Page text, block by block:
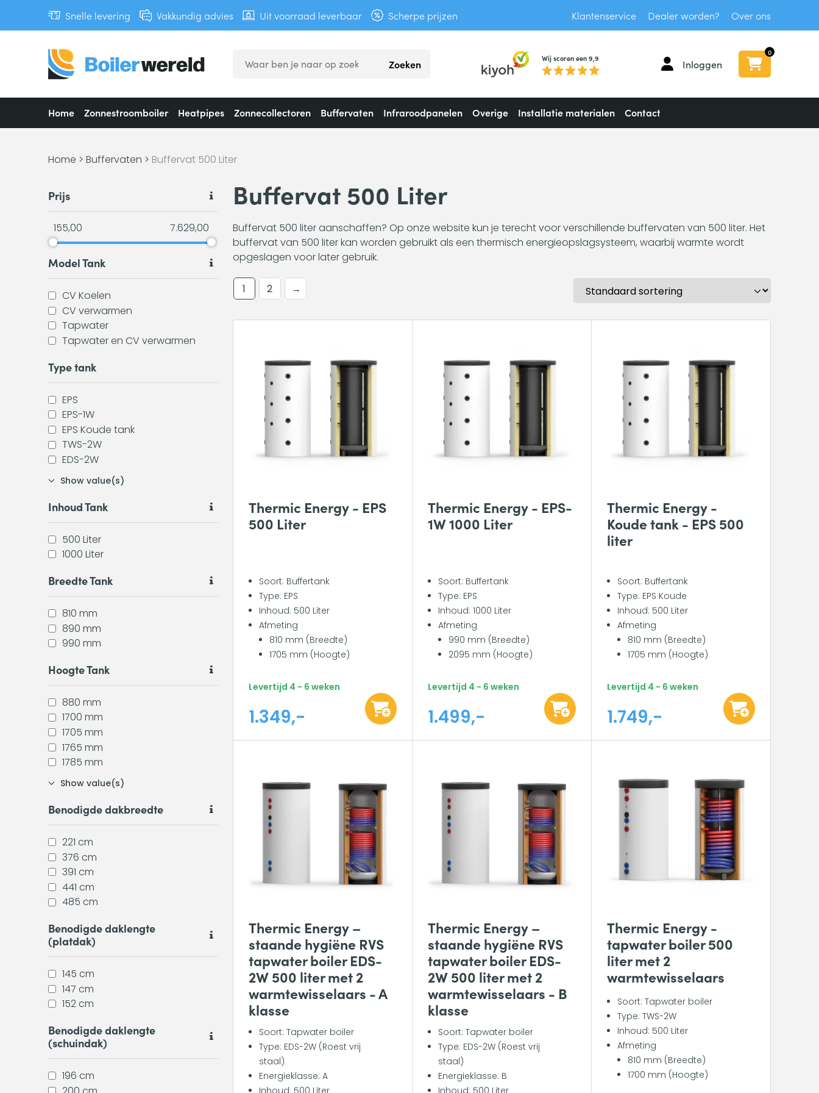
Snelle levering Vakkundig advies Uit voorraad leverbaar Scherpe prijzen Klantenservice Dealer worden? Over ons
Zoeken Wij scoren een 9,9 Inloggen
0
Home Zonnestroomboiler Heatpipes Zonnecollectoren Buffervaten Infraroodpanelen Overige Installatie materialen Contact
Home >Buffervaten > Buffervat 500 Liter
Prijs
155,00 7.629,00
Model Tank
CV Koelen
CV verwarmen
Tapwater
Tapwater en CV verwarmen
Type tank
EPS
EPS-1W
EPS Koude tank
TWS-2W
EDS-2W
Show value(s)
Inhoud Tank
500 Liter
1000 Liter
Breedte Tank
810 mm
890 mm
990 mm
Hoogte Tank
880 mm
1700 mm
1705 mm
1765 mm
1785 mm
Show value(s)
Benodigde dakbreedte
221 cm
376 cm
391 cm
441 cm
485 cm
Benodigde daklengte
(platdak)
145 cm
147 cm
152 cm
Benodigde daklengte
(schuindak)
196 cm
Buffervat 500 Liter
Buffervat 500 liter aanschaffen? Op onze website kun je terecht voor verschillende buffervaten van 500 liter. Het
buffervat van 500 liter kan worden gebruikt als een thermisch energieopslagsysteem, waarbij warmte wordt
opgeslagen voor later gebruik.
1 2 →
Thermic Energy - EPS
500 Liter
Soort: Buffertank
Type: EPS
Inhoud: 500 Liter
Afmeting
810 mm (Breedte)
1705 mm (Hoogte)
Levertijd 4 - 6 weken
1.349,-
Thermic Energy - EPS-
1W 1000 Liter
Soort: Buffertank
Type: EPS
Inhoud: 1000 Liter
Afmeting
990 mm (Breedte)
2095 mm (Hoogte)
Levertijd 4 - 6 weken
1.499,-
Thermic Energy -
Koude tank - EPS 500
liter
Soort: Buffertank
Type: EPS Koude
Inhoud: 500 Liter
Afmeting
810 mm (Breedte)
1705 mm (Hoogte)
Levertijd 4 - 6 weken
1.749,-
Thermic Energy –
staande hygiëne RVS
tapwater boiler EDS-
2W 500 liter met 2
warmtewisselaars - A
klasse
Soort: Tapwater boiler
Type: EDS-2W (Roest vrij
staal)
Energieklasse: A
Inhoud: 500 Liter
Thermic Energy –
staande hygiëne RVS
tapwater boiler EDS-
2W 500 liter met 2
warmtewisselaars - B
klasse
Soort: Tapwater boiler
Type: EDS-2W (Roest vrij
staal)
Energieklasse: B
Inhoud: 500 Liter
Thermic Energy -
tapwater boiler 500
liter met 2
warmtewisselaars
Soort: Tapwater boiler
Type: TWS-2W
Inhoud: 500 Liter
Afmeting
810 mm (Breedte)
1700 mm (Hoogte)